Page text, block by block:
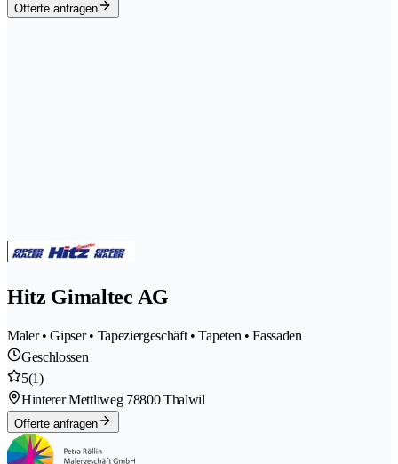
Offerte anfragen
Hitz Gimaltec AG
Maler • Gipser • Tapeziergeschäft • Tapeten • Fassaden
Geschlossen
5(1)
Hinterer Mettliweg 78800 Thalwil
Offerte anfragen